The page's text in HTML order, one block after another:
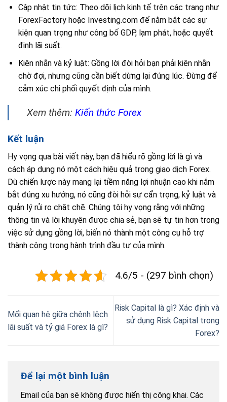
Cập nhật tin tức: Theo dõi lịch kinh tế trên các trang như
ForexFactory hoặc Investing.com để nắm bắt các sự
kiện quan trọng như công bố GDP, lạm phát, hoặc quyết
định lãi suất.
Kiên nhẫn và kỷ luật: Gồng lời đòi hỏi bạn phải kiên nhẫn
chờ đợi, nhưng cũng cần biết dừng lại đúng lúc. Đừng để
cảm xúc chi phối quyết định của mình.
Xem thêm: Kiến thức Forex
Kết luận
Hy vọng qua bài viết này, bạn đã hiểu rõ gồng lời là gì và
cách áp dụng nó một cách hiệu quả trong giao dịch Forex.
Dù chiến lược này mang lại tiềm năng lợi nhuận cao khi nắm
bắt đúng xu hướng, nó cũng đòi hỏi sự cẩn trọng, kỷ luật và
quản lý rủi ro chặt chẽ. Chúng tôi hy vọng rằng với những
thông tin và lời khuyên được chia sẻ, bạn sẽ tự tin hơn trong
việc sử dụng gồng lời, biến nó thành một công cụ hỗ trợ
thành công trong hành trình đầu tư của mình.
4.6/5 - (297 bình chọn)
Mối quan hệ giữa chênh lệch
lãi suất và tỷ giá Forex là gì?
Risk Capital là gì? Xác định và
sử dụng Risk Capital trong
Forex?
Để lại một bình luận
Email của bạn sẽ không được hiển thị công khai. Các